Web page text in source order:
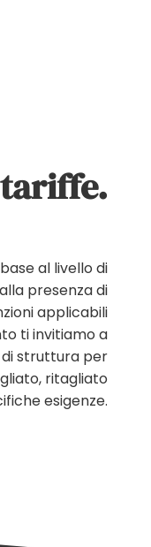
al livello di
presenza di
applicabili
ti invitiamo a
struttura per
ritagliato
esigenze.